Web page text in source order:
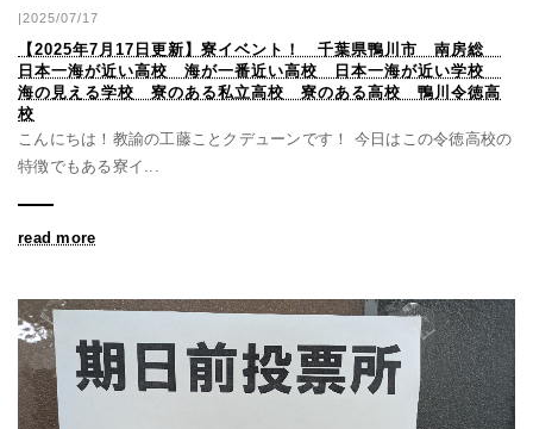
|2025/07/17
【2025年7月17日更新】寮イベント！ 千葉県鴨川市 南房総
日本一海が近い高校 海が一番近い高校 日本一海が近い学校
海の見える学校 寮のある私立高校 寮のある高校 鴨川令徳高
校
こんにちは！教諭の工藤ことクデューンです！ 今日はこの令徳高校の
特徴でもある寮イ...
read more